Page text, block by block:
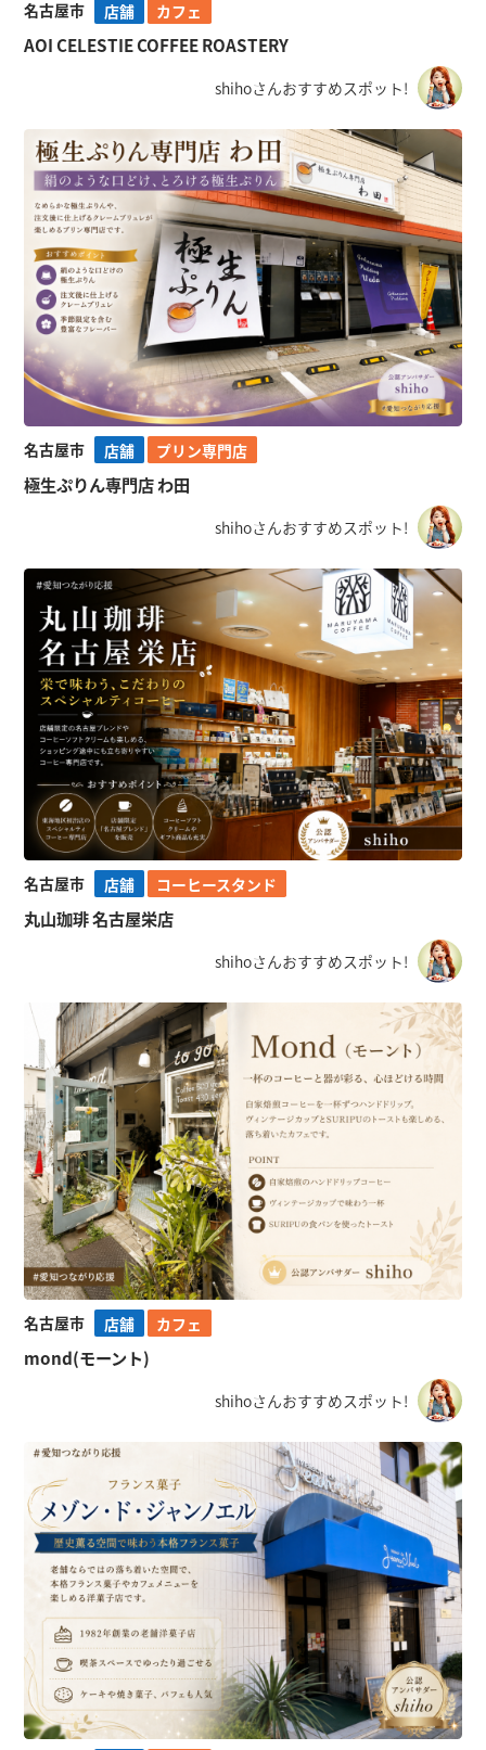
名古屋市 店舗 カフェ
AOI CELESTIE COFFEE ROASTERY
shihoさんおすすめスポット!
名古屋市 店舗 プリン専門店
極生ぷりん専門店 わ田
shihoさんおすすめスポット!
名古屋市 店舗 コーヒースタンド
丸山珈琲 名古屋栄店
shihoさんおすすめスポット!
名古屋市 店舗 カフェ
mond(モーント)
shihoさんおすすめスポット!